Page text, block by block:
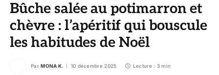
Bûche salée au potimarron et
chèvre : l’apéritif qui bouscule
les habitudes de Noël
Par MONA K. 10 décembre 2025 Lecture : 3 min